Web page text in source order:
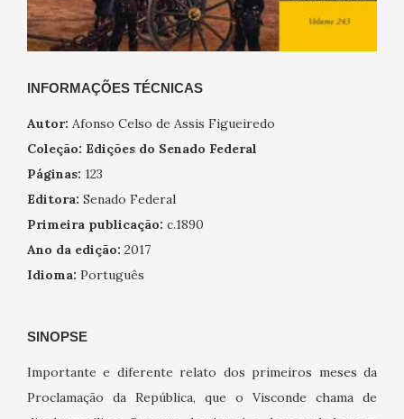
INFORMAÇÕES TÉCNICAS
Autor: Afonso Celso de Assis Figueiredo
Coleção: Edições do Senado Federal
Páginas: 123
Editora: Senado Federal
Primeira publicação: c.1890
Ano da edição: 2017
Idioma: Português
SINOPSE
Importante e diferente relato dos primeiros meses da
Proclamação da República, que o Visconde chama de